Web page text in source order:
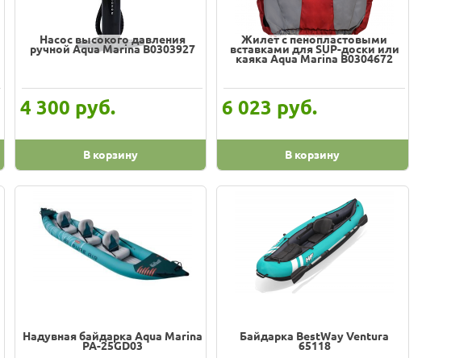
Насос высокого давления
ручной Aqua Marina B0303927
4 300 руб.
В корзину
Жилет с пенопластовыми
вставками для SUP-доски или
каяка Aqua Marina B0304672
6 023 руб.
В корзину
Надувная байдарка Aqua Marina
PA-25GD03
Байдарка BestWay Ventura
65118